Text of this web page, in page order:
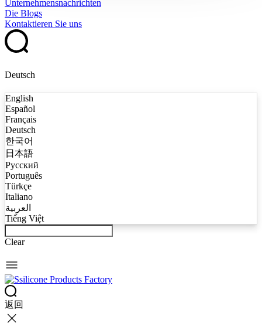
Unternehmensnachrichten
Die Blogs
Kontaktieren Sie uns
Deutsch
English
Español
Français
Deutsch
한국어
日本語
Русский
Português
Türkçe
Italiano
العربية
Tiếng Việt
Clear
返回